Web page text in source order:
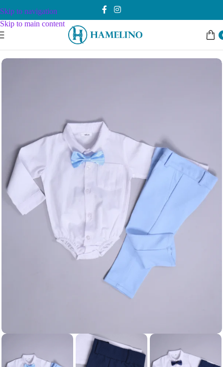
Skip to navigation
Skip to main content
Kompleti sa tregerima